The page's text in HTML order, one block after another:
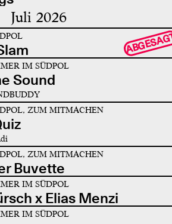
Juli 2026
IM SÜDPOL
Sound
ZUM MITMACHEN
ZUM MITMACHEN
Buvette
IM SÜDPOL
x Elias Menzi
IM SÜDPOL